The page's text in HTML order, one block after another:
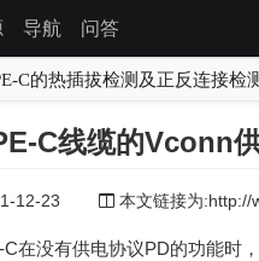
导航 问答
C的热插拔检测及正反连接检
C线缆的Vconn
12-23 本文链接为:http://
C在没有供电协议PD的功能时